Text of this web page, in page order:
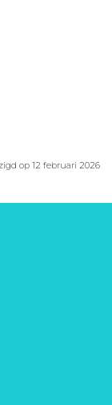
op 12 februari 2026